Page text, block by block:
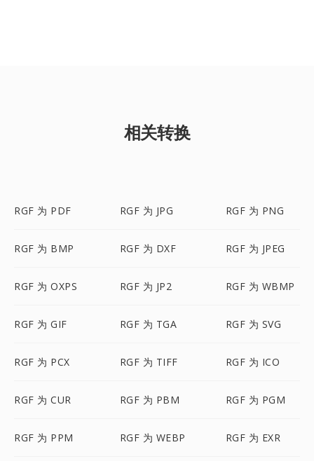
相关转换
RGF 为 PDF RGF 为 JPG RGF 为 PNG
RGF 为 BMP RGF 为 DXF RGF 为 JPEG
RGF 为 OXPS RGF 为 JP2 RGF 为 WBMP
RGF 为 GIF RGF 为 TGA RGF 为 SVG
RGF 为 PCX RGF 为 TIFF RGF 为 ICO
RGF 为 CUR RGF 为 PBM RGF 为 PGM
RGF 为 PPM RGF 为 WEBP RGF 为 EXR